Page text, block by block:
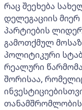
რაც შეეხება
დელეგაციის
პარტიების
გამოთქმულ
პოლიტიკური
რეალური
შორისაა,